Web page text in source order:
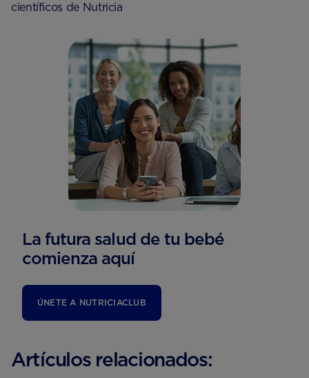
científicos de Nutricia
La futura salud de tu bebé
comienza aquí
ÚNETE A NUTRICIACLUB
Artículos relacionados: